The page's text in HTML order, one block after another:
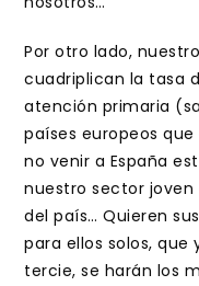
Por otro lado,
cuadriplican la tasa
atención primaria
países europeos
no venir a España
nuestro sector
del país… Quieren
para ellos solos, que
tercie, se harán los